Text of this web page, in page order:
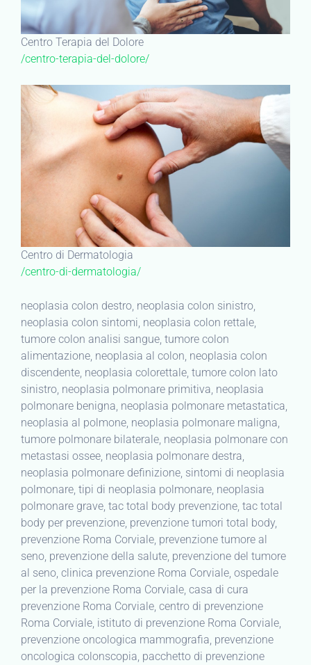
Centro Terapia del Dolore
/centro-terapia-del-dolore/
Centro di Dermatologia
/centro-di-dermatologia/
neoplasia colon destro, neoplasia colon sinistro,
neoplasia colon sintomi, neoplasia colon rettale,
tumore colon analisi sangue, tumore colon
alimentazione, neoplasia al colon, neoplasia colon
discendente, neoplasia colorettale, tumore colon lato
sinistro, neoplasia polmonare primitiva, neoplasia
polmonare benigna, neoplasia polmonare metastatica,
neoplasia al polmone, neoplasia polmonare maligna,
tumore polmonare bilaterale, neoplasia polmonare con
metastasi ossee, neoplasia polmonare destra,
neoplasia polmonare definizione, sintomi di neoplasia
polmonare, tipi di neoplasia polmonare, neoplasia
polmonare grave, tac total body prevenzione, tac total
body per prevenzione, prevenzione tumori total body,
prevenzione Roma Corviale, prevenzione tumore al
seno, prevenzione della salute, prevenzione del tumore
al seno, clinica prevenzione Roma Corviale, ospedale
per la prevenzione Roma Corviale, casa di cura
prevenzione Roma Corviale, centro di prevenzione
Roma Corviale, istituto di prevenzione Roma Corviale,
prevenzione oncologica mammografia, prevenzione
oncologica colonscopia, pacchetto di prevenzione